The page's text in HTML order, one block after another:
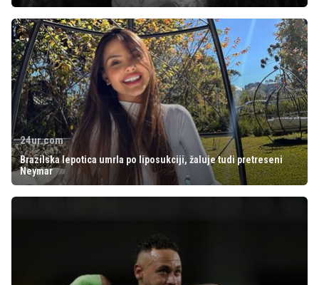
24ur.com
Brazilska lepotica umrla po liposukciji, žaluje tudi pretreseni
Neymar